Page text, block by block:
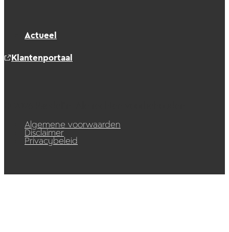
Actueel
Klantenportaal
Algemene voorwaarden
Disclaimer
Privacybeleid